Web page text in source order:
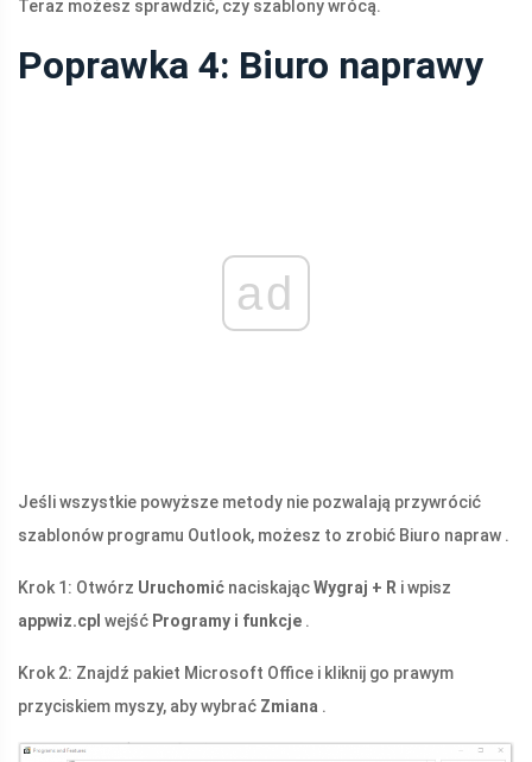
Teraz możesz sprawdzić, czy szablony wrócą.
Poprawka 4: Biuro naprawy
ad
Jeśli wszystkie powyższe metody nie pozwalają przywrócić
szablonów programu Outlook, możesz to zrobić Biuro napraw .
Krok 1: Otwórz Uruchomić naciskającWygraj + R i wpisz
appwiz.cpl wejść Programy i funkcje .
Krok 2: Znajdź pakiet Microsoft Office i kliknij go prawym
przyciskiem myszy, aby wybrać Zmiana .